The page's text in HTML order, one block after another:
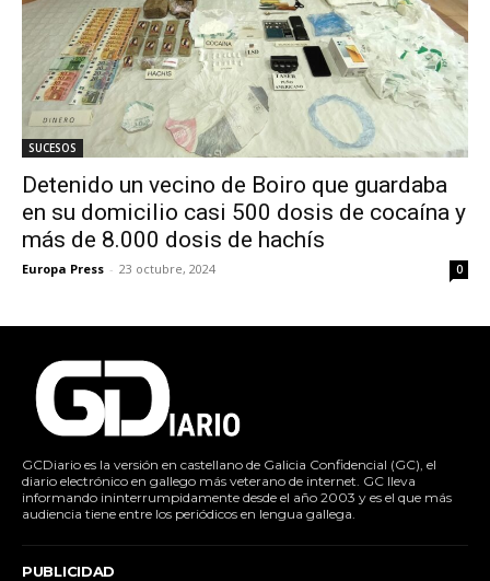
SUCESOS
Detenido un vecino de Boiro que guardaba
en su domicilio casi 500 dosis de cocaína y
más de 8.000 dosis de hachís
Europa Press - 23 octubre, 2024 0
GCDiario es la versión en castellano de Galicia Confidencial (GC), el
diario electrónico en gallego más veterano de internet. GC lleva
informando ininterrumpidamente desde el año 2003 y es el que más
audiencia tiene entre los periódicos en lengua gallega.
PUBLICIDAD